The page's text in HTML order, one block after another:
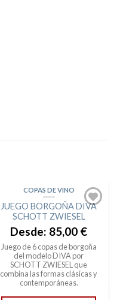
COPAS DE VINO
JUEGO BORGOÑA DIVA
SCHOTT ZWIESEL
Desde: 85,00 €
Juego de 6 copas de borgoña
del modelo DIVA por
SCHOTT ZWIESEL que
combina las formas clásicas y
contemporáneas.